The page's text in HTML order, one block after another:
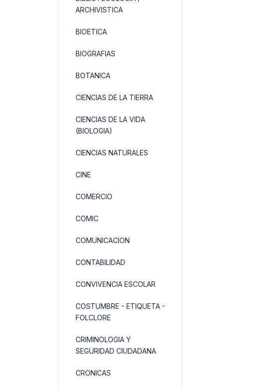
ARCHIVISTICA
BIOETICA
BIOGRAFIAS
BOTANICA
CIENCIAS DE LA TIERRA
CIENCIAS DE LA VIDA
(BIOLOGIA)
CIENCIAS NATURALES
CINE
COMERCIO
COMIC
COMUNICACION
CONTABILIDAD
CONVIVENCIA ESCOLAR
COSTUMBRE - ETIQUETA -
FOLCLORE
CRIMINOLOGIA Y
SEGURIDAD CIUDADANA
CRONICAS